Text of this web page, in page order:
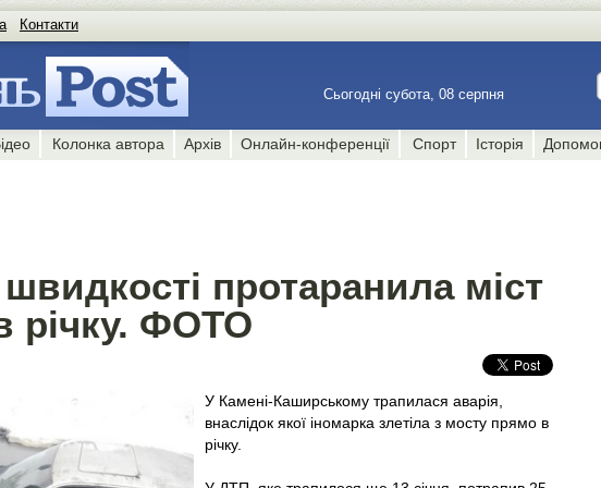
Контакти
Сьогодні субота, 08 серпня
Колонка автора Архів Онлайн-конференції Спорт Історія
протаранила міст
річку. ФОТО
У Камені-Каширському трапилася аварія,
внаслідок якої іномарка злетіла з мосту прямо в
річку.